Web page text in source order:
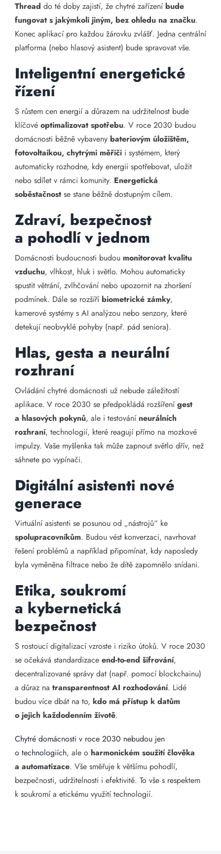
Thread do té doby zajistí, že chytré zařízení bude
fungovat s jakýmkoli jiným, bez ohledu na značku.
Konec aplikací pro každou žárovku zvlášť. Jedna centrální
platforma (nebo hlasový asistent) bude spravovat vše.
Inteligentní energetické
řízení
S růstem cen energií a důrazem na udržitelnost bude
klíčové optimalizovat spotřebu. V roce 2030 budou
domácnosti běžně vybaveny bateriovým úložištěm,
fotovoltaikou, chytrými měřiči i systémem, který
automaticky rozhodne, kdy energii spotřebovat, uložit
nebo sdílet v rámci komunity. Energetická
soběstačnost se stane běžně dostupným cílem.
Zdraví, bezpečnost
a pohodlí v jednom
Domácnosti budoucnosti budou monitorovat kvalitu
vzduchu, vlhkost, hluk i světlo. Mohou automaticky
spustit větrání, zvlhčování nebo upozornit na zhoršení
podmínek. Dále se rozšíří biometrické zámky,
kamerové systémy s AI analýzou nebo senzory, které
detekují neobvyklé pohyby (např. pád seniora).
Hlas, gesta a neurální
rozhraní
Ovládání chytré domácnosti už nebude záležitostí
aplikace. V roce 2030 se předpokládá rozšířenígest
a hlasových pokynů, ale i testování neurálních
rozhraní, technologií, které reagují přímo na mozkové
impulzy. Vaše myšlenka tak může zapnout světlo dřív, než
sáhnete po vypínači.
Digitální asistenti nové
generace
Virtuální asistenti se posunou od „nástrojů“ ke
spolupracovníkům. Budou vést konverzaci, navrhovat
řešení problémů a například připomínat, kdy naposledy
byla vyměněna filtrace nebo že dítě zapomnělo snídani.
Etika, soukromí
a kybernetická
bezpečnost
S rostoucí digitalizací vzroste i riziko útoků. V roce 2030
se očekává standardizace end-to-end šifrování,
decentralizované správy dat (např. pomocí blockchainu)
a důraz na transparentnost AI rozhodování. Lidé
budou více dbát na to, kdo má přístup k datům
o jejich každodenním životě.
Chytré domácnosti v roce 2030 nebudou jen
o technologiích, ale o harmonickém soužití člověka
a automatizace. Vše směřuje k většímu pohodlí,
bezpečnosti, udržitelnosti i efektivitě. To vše s respektem
k soukromí a etickému využití technologií.